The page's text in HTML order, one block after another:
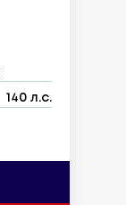
140 л.с.